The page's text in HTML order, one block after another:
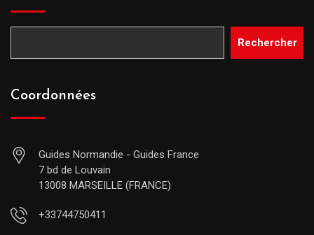
Rechercher
Coordonnées
Guides Normandie - Guides France
7 bd de Louvain
13008 MARSEILLE (FRANCE)
+33744750411